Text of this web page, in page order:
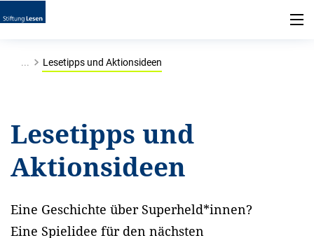
... Lesetipps und Aktionsideen
Lesetipps und
Aktionsideen
Eine Geschichte über Superheld*innen?
Eine Spielidee für den nächsten